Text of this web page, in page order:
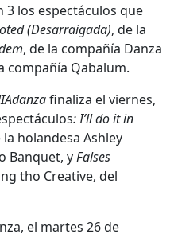
3 los espectáculos que
(Desarraigada), de la
, de la compañía Danza
compañía Qabalum.
finaliza el viernes,
: I’ll do it in
la holandesa Ashley
Banquet, yFalses
tho Creative, del
el martes 26 de